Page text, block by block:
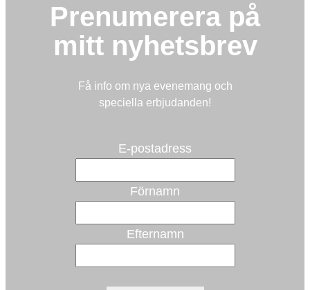
Prenumerera på
mitt nyhetsbrev
Få info om nya evenemang och
speciella erbjudanden!
E-postadress
Förnamn
Efternamn